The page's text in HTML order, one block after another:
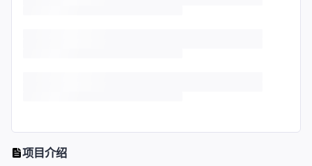
项目介绍